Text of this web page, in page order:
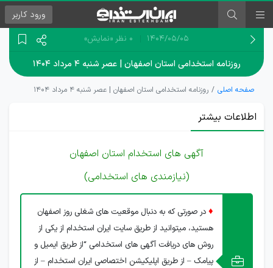
ورود کاربر
۱۴۰۴/۰۵/۰۵ 0 نظر «نمایش»
روزنامه استخدامی استان اصفهان | عصر شنبه ۴ مرداد ۱۴۰۴
صفحه اصلی روزنامه استخدامی استان اصفهان | عصر شنبه ۴ مرداد ۱۴۰۴
اطلاعات بیشتر
آگهی های استخدام استان اصفهان
(نیازمندی های استخدامی)
♦ در صورتی که به دنبال موقعیت های شغلی روز اصفهان
هستید، میتوانید از طریق سایت ایران استخدام از یکی از
روش های دریافت آگهی های استخدامی “از طریق ایمیل و
پیامک – از طریق اپلیکیشن اختصاصی ایران استخدام – از